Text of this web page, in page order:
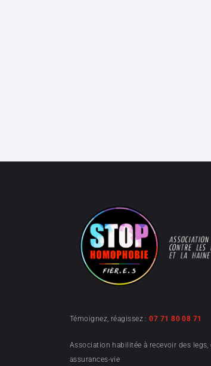
Témoignez, réagissez :07 71 80 08 71
Association habilitée à recevoir des
assurances-vie